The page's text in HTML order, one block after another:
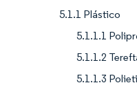
5.1.1 Plástico
5.1.1.1
5.1.1.2
5.1.1.3